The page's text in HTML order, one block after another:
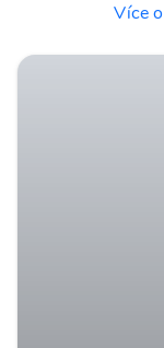
Více